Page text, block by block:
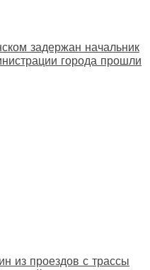
задержан начальник
города прошли
из проездов с трассы